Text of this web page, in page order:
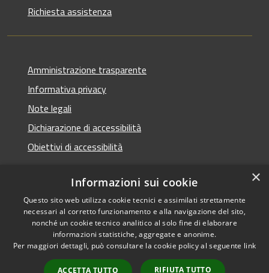
Richiesta assistenza
Amministrazione trasparente
Informativa privacy
Note legali
Dichiarazione di accessibilità
Obiettivi di accessibilità
RSS
Accessibilità
Cookie
Mappa del sito
Copyright © 2026 • Comune di
Termini Imerese • Powered
byMunicipium•
redazione
×
Informazioni sui cookie
Questo sito web utilizza cookie tecnici e assimilati strettamente
necessari al corretto funzionamento e alla navigazione del sito,
nonché un cookie tecnico analitico al solo fine di elaborare
informazioni statistiche, aggregate e anonime.
Per maggiori dettagli, può consultare la cookie policy al seguente link
ACCETTA TUTTO RIFIUTA TUTTO